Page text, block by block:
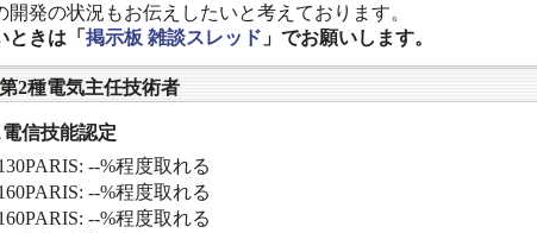
開発の状況もお伝えしたいと考えております。
ときは「 掲示板 雑談スレッド 」でお願いします。
第2種電気主任技術者
信技能認定
--%程度取れる
--%程度取れる
--%程度取れる